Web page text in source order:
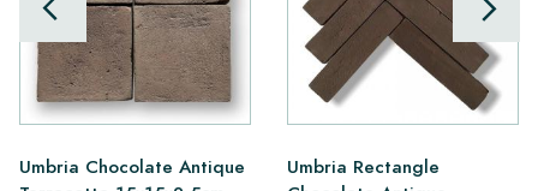
Umbria Chocolate Antique
Umbria Rectangle